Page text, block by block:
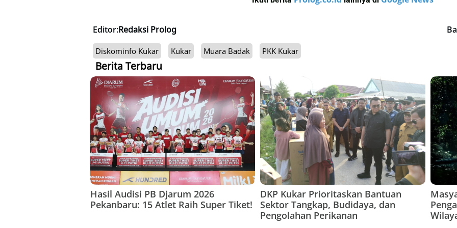
Editor:Redaksi Prolog
Diskominfo Kukar Kukar Muara Badak PKK Kukar
Berita Terbaru
Hasil Audisi PB Djarum 2026
Pekanbaru: 15 Atlet Raih Super Tiket!
DKP Kukar Prioritaskan Bantuan
Sektor Tangkap, Budidaya, dan
Pengolahan Perikanan